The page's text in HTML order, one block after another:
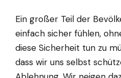
Ein großer Teil der
einfach sicher fühlen,
diese Sicherheit tun zu
dass wir uns selbst